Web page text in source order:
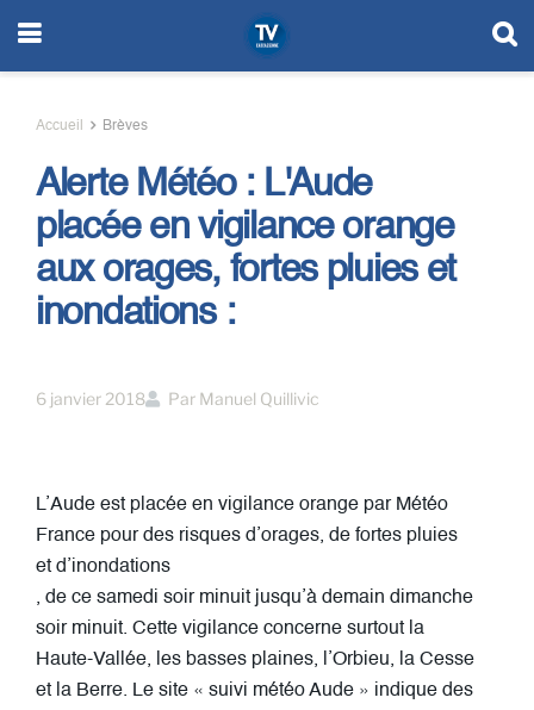
Accueil Brèves
Alerte Météo : L'Aude
placée en vigilance orange
aux orages, fortes pluies et
inondations :
6 janvier 2018 Par Manuel Quillivic
L’Aude est placée en vigilance orange par Météo
France pour des risques d’orages, de fortes pluies
et d’inondations
, de ce samedi soir minuit jusqu’à demain dimanche
soir minuit. Cette vigilance concerne surtout la
Haute-Vallée, les basses plaines, l’Orbieu, la Cesse
et la Berre. Le site « suivi météo Aude » indique des